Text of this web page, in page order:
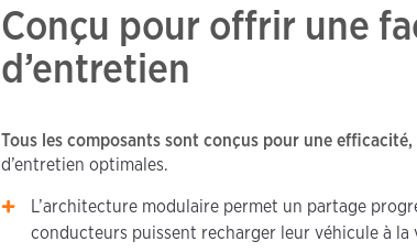
Conçu pour offrir une
d’entretien
Tous les composants sont conçus pour une efficacité,
d’entretien optimales.
L’architecture modulaire permet un partage
conducteurs puissent recharger leur véhicule à